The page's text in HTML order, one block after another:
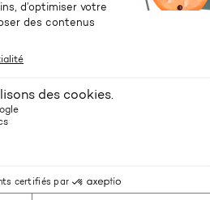
de l’ensemble du parc
de la certification.
également sur la qualité de
d’humidité,
avoir des moisissures.
auquel on n’avait pas
c’était conçu pour avoir
pas dans